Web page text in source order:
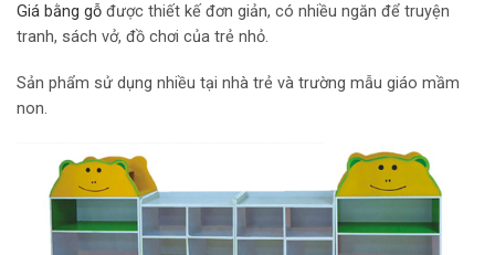
Giá bằng gỗ được thiết kế đơn giản, có nhiều ngăn để truyện
tranh, sách vở, đồ chơi của trẻ nhỏ.
Sản phẩm sử dụng nhiều tại nhà trẻ và trường mẫu giáo mầm
non.